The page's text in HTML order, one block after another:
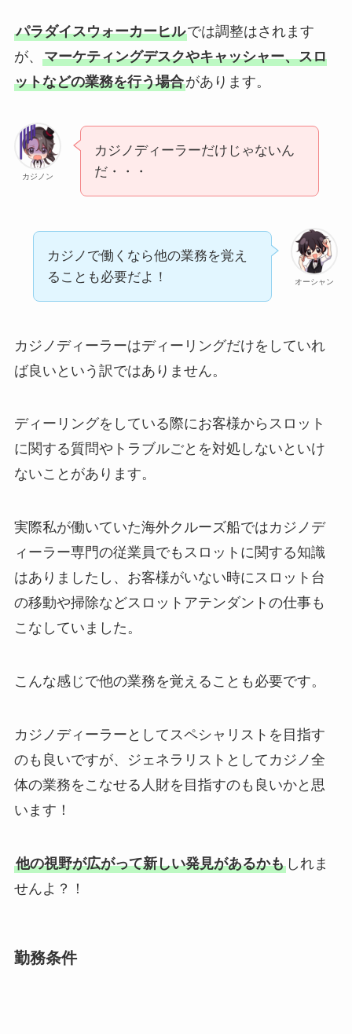
パラダイスウォーカーヒルでは調整はされます
が、 マーケティングデスクやキャッシャー、スロ
ットなどの業務を行う場合があります。
カジノン
カジノディーラーだけじゃないん
だ・・・
オーシャン
カジノで働くなら他の業務を覚え
ることも必要だよ！
カジノディーラーはディーリングだけをしていれ
ば良いという訳ではありません。
ディーリングをしている際にお客様からスロット
に関する質問やトラブルごとを対処しないといけ
ないことがあります。
実際私が働いていた海外クルーズ船ではカジノデ
ィーラー専門の従業員でもスロットに関する知識
はありましたし、お客様がいない時にスロット台
の移動や掃除などスロットアテンダントの仕事も
こなしていました。
こんな感じで他の業務を覚えることも必要です。
カジノディーラーとしてスペシャリストを目指す
のも良いですが、ジェネラリストとしてカジノ全
体の業務をこなせる人財を目指すのも良いかと思
います！
他の視野が広がって新しい発見があるかもしれま
せんよ？！
勤務条件